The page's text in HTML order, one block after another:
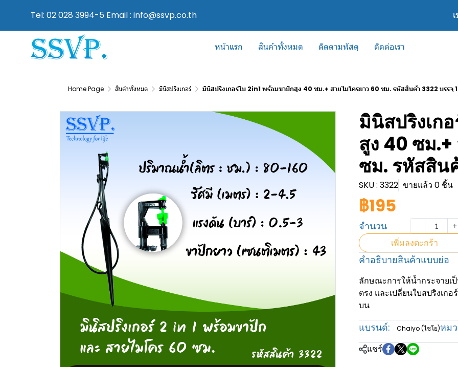
Tel: 02 028 3994-5 Email : info@ssvp.co.th
หน้าแรก สินค้าทั้งหมด ติดตามพัสดุ ติดต่อเรา
Home Page สินค้าทั้งหมด มินิสปริงเกอร์ มินิสปริงเกอร์ใบ 2in1 พร้อมขาปักสูง 40 ซม.+ สายไมโครยาว 60 ซม. รหัสสินค้า 3322 บรรจุ
มินิสปริงเก
สูง 40 ซม
ซม. รหัสสิน
SKU : 3322 ขายแล้ว 0 ชิ้น
฿195
จำนวน
เพิ่มลงตะกร้า
คำอธิบายสินค้าแบบย่อ
ลักษณะการให้น้ำกระจายเ
ตรง และเปลี่ยนใบสปริงเก
บน
แบรนด์: Chaiyo (ไชโย)หม
แชร์